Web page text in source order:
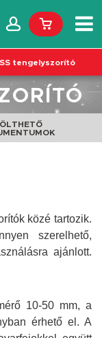
tengelyszorító
közé tartozik.
szerelhető,
ajánlott.
10-50 mm, a
érhető el. A